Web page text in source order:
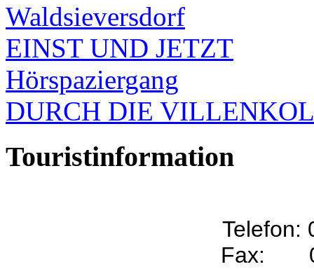
Waldsieversdorf
EINST UND JETZT
Hörspaziergang
DURCH DIE
Touristinformation
Telefon:
Fax: